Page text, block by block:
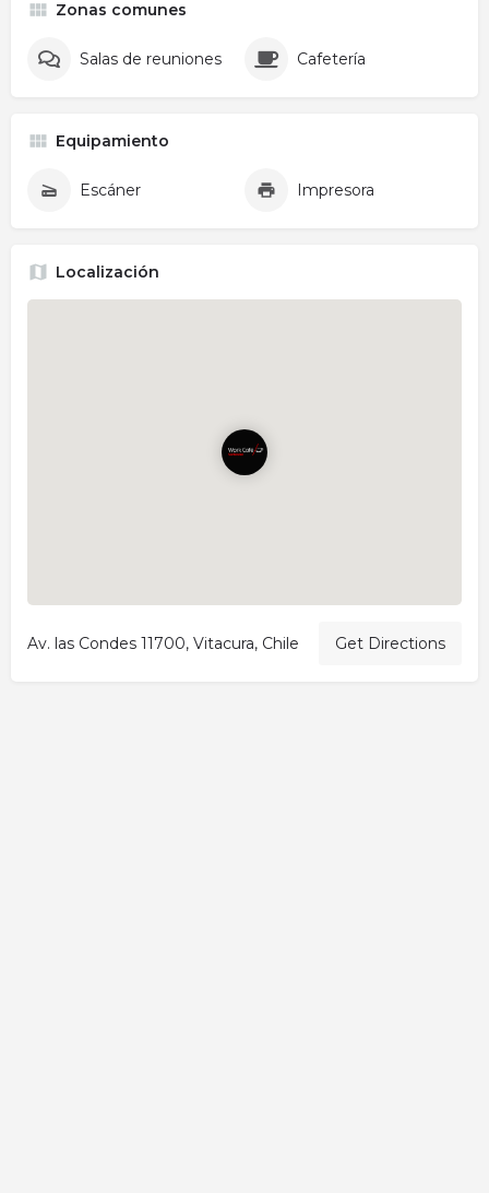
Zonas comunes
Salas de reuniones Cafetería
Equipamiento
Escáner Impresora
Localización
Av. las Condes 11700, Vitacura, Chile Get Directions